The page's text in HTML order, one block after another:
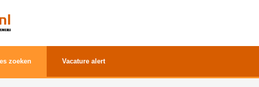
zoeken Vacature alert